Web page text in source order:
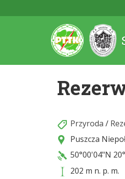
Przyroda /
Puszcza
50°00'04"N
202 m n. p. m.